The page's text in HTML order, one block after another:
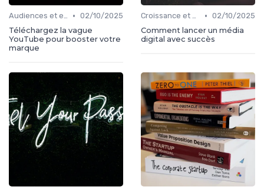
Audiences et engagement • 02/10/2025
Téléchargez la vague
YouTube pour booster votre
marque
Croissance et développement • 02/10/2025
Comment lancer un média
digital avec succès